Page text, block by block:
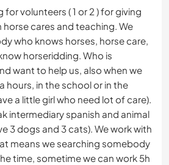
for volunteers ( 1 or 2 ) for giving
horse cares and teaching. We
who knows horses, horse care,
horseridding. Who is
want to help us, also when we
hours, in the school or in the
a little girl who need lot of care).
intermediary spanish and animal
3 dogs and 3 cats). We work with
means we searching somebody
time, sometime we can work 5h